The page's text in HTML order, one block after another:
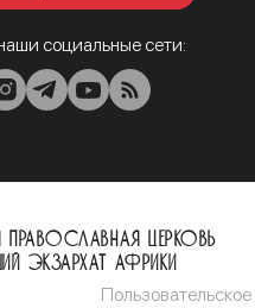
социальные сети:
Православная Церковь
Экзархат Африки